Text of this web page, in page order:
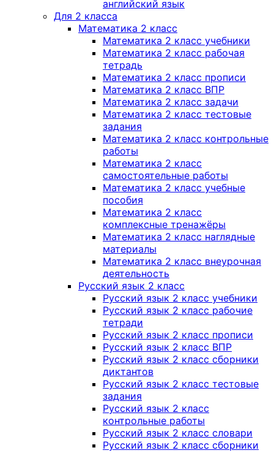
английский язык
Для 2 класса
Математика 2 класс
Математика 2 класс учебники
Математика 2 класс рабочая
тетрадь
Математика 2 класс прописи
Математика 2 класс ВПР
Математика 2 класс задачи
Математика 2 класс тестовые
задания
Математика 2 класс контрольные
работы
Математика 2 класс
самостоятельные работы
Математика 2 класс учебные
пособия
Математика 2 класс
комплексные тренажёры
Математика 2 класс наглядные
материалы
Математика 2 класс внеурочная
деятельность
Русский язык 2 класс
Русский язык 2 класс учебники
Русский язык 2 класс рабочие
тетради
Русский язык 2 класс прописи
Русский язык 2 класс ВПР
Русский язык 2 класс сборники
диктантов
Русский язык 2 класс тестовые
задания
Русский язык 2 класс
контрольные работы
Русский язык 2 класс словари
Русский язык 2 класс сборники